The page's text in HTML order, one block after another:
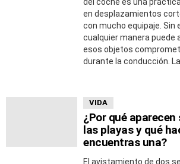
en desplazamientos
con mucho equipaje. Sin
cualquier manera puede
esos objetos
durante la conducción.
VIDA
¿Por qué
las playas y qué
encuentras una?
El avistamiento de dos